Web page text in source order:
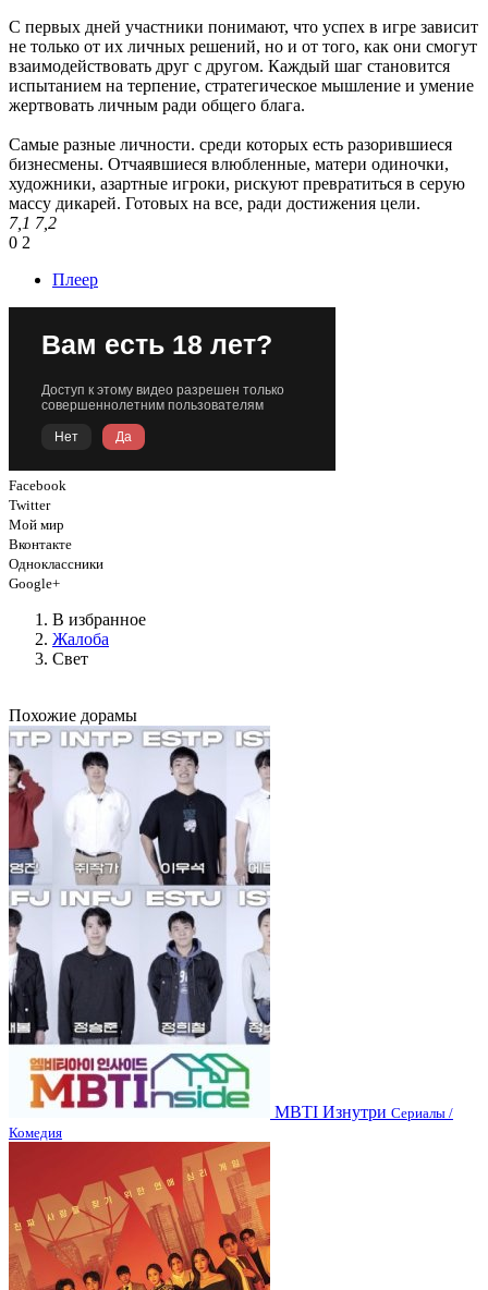
С первых дней участники понимают, что успех в игре зависит
не только от их личных решений, но и от того, как они смогут
взаимодействовать друг с другом. Каждый шаг становится
испытанием на терпение, стратегическое мышление и умение
жертвовать личным ради общего блага.
Самые разные личности. среди которых есть разорившиеся
бизнесмены. Отчаявшиеся влюбленные, матери одиночки,
художники, азартные игроки, рискуют превратиться в серую
массу дикарей. Готовых на все, ради достижения цели.
7,1 7,2
0 2
Плеер
Facebook
Twitter
Мой мир
Вконтакте
Одноклассники
Google+
В избранное
Жалоба
Свет
Похожие дорамы
MBTI Изнутри Сериалы /
Комедия